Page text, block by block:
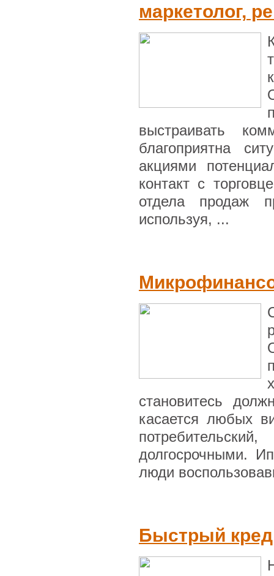
маркетолог,
выстраивать
благоприятна
акциями
контакт с
отдела продаж
используя, ...
становитесь
касается любых
долгосрочными.
люди
Быстрый